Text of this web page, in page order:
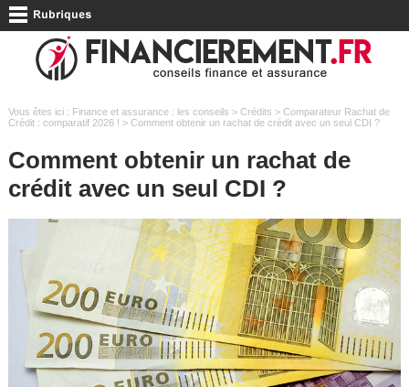
Vous êtes ici : Finance et assurance : les conseils > Crédits > Comparateur Rachat de
Crédit : comparatif 2026 ! > Comment obtenir un rachat de crédit avec un seul CDI ?
Comment obtenir un rachat de
crédit avec un seul CDI ?